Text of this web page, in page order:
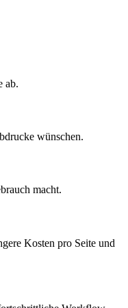
ab.
wünschen.
macht.
Kosten pro Seite und